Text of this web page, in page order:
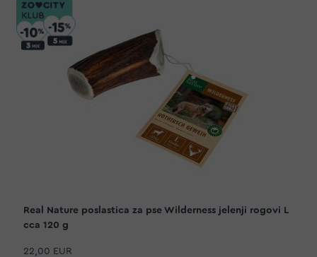
Real Nature poslastica za pse Wilderness jelenji rogovi L
cca 120 g
22,00 EUR